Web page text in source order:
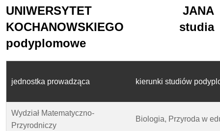
UNIWERSYTET JANA
KOCHANOWSKIEGO studia
podyplomowe
jednostka prowadząca kierunki studiów
Wydział Matematyczno-
Przyrodniczy
Biologia, Przyroda w